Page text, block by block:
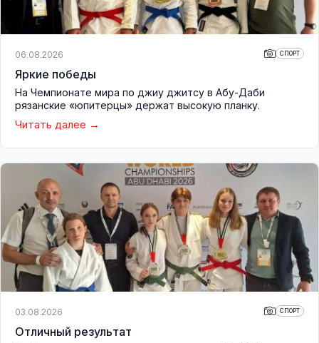
06.08.2026 СПОРТ
Яркие победы
На Чемпионате мира по джиу джитсу в Абу-Даби
рязанские «юпитерцы» держат высокую планку.
Читать далее
03.08.2026 СПОРТ
Отличный результат